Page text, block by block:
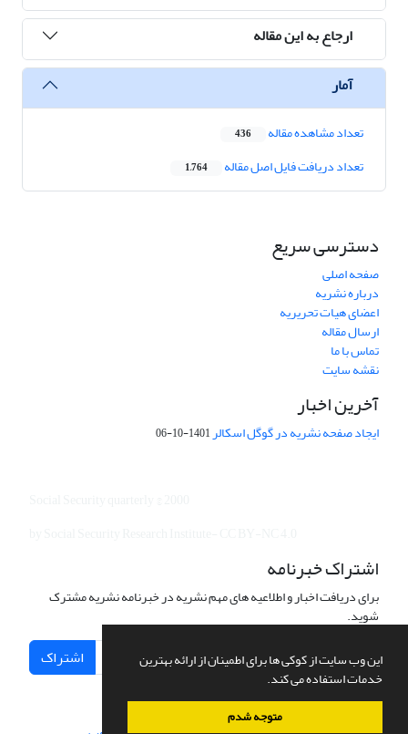
این وب سایت از کوکی ها برای اطمینان از ارائه بهترین
خدمات استفاده می کند.
متوجه شدم
ارجاع به این مقاله
آمار
تعداد مشاهده مقاله 436
تعداد دریافت فایل اصل مقاله 1,764
دسترسی سریع
صفحه اصلی
درباره نشریه
اعضای هیات تحریریه
ارسال مقاله
تماس با ما
نقشه سایت
آخرین اخبار
ایجاد صفحه نشریه در گوگل اسکالر1401-10-06
اشتراک خبرنامه
برای دریافت اخبار و اطلاعیه های مهم نشریه در خبرنامه نشریه مشترک
شوید.
اشتراک